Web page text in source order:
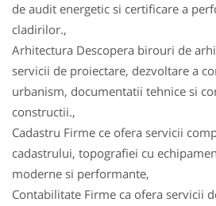
de audit energetic si certificare a
cladirilor.,
Arhitectura Descopera birouri de
servicii de proiectare, dezvoltare a
urbanism, documentatii tehnice si
constructii.,
Cadastru Firme ce ofera servicii
cadastrului, topografiei cu
moderne si performante,
Contabilitate Firme ca ofera servicii